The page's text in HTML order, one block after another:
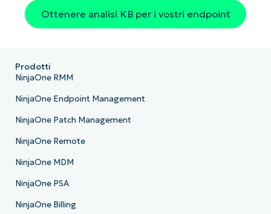
Ottenere analisi KB per i vostri endpoint
Prodotti
NinjaOne RMM
NinjaOne Endpoint Management
NinjaOne Patch Management
NinjaOne Remote
NinjaOne MDM
NinjaOne PSA
NinjaOne Billing